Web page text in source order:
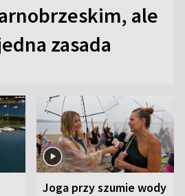
ale
zasada
Joga przy szumie wody